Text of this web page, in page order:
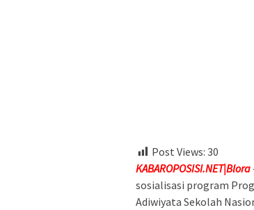
Post Views: 30
KABAROPOSISI.NET|Blora
sosialisasi program
Adiwiyata Sekolah